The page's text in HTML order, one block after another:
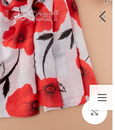
بزرگنمایی تصویر